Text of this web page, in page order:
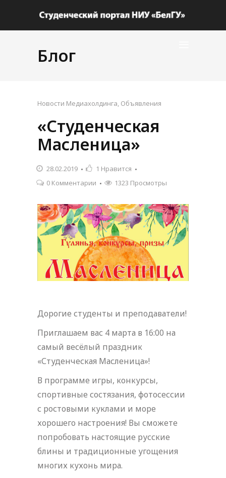
Блог
Новости Медиахолдинга, Объявления
«Студенческая
Масленица»
28.02.2019 1 Нравится
0 Комментарии
1323 Просмотры
Дорогие студенты и преподаватели!
Приглашаем вас 4 марта в 16:00 на
самый весёлый праздник
«Студенческая Масленица»!
В программе игры, конкурсы,
спортивные состязания, фотосессии
с ростовыми куклами и море
хорошего настроения! Вы сможете
попробовать настоящие русские
блины и традиционные угощения
многих кухонь мира.